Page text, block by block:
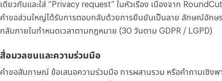
เดียวกันและใส่ “Privacy request” ในหัวเรื่อง เนื่องจาก
คำขอส่วนใหญ่ได้รับการตอบกลับด้วยการยืนยันเป็นลาย ลักษณ์อักษ
กลับภายในกำหนดเวลาตามกฎหมาย (30 วันตาม GDPR / LGPD)
สื่อมวลชนและความร่วมมือ
คำขอสัมภาษณ์ ข้อเสนอความร่วมมือ การผสานรวม หรือคำถามเชิง